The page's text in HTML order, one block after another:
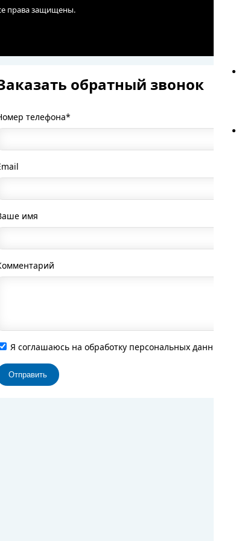
права защищены.
обратный звонок
телефона*
имя
Я соглашаюсь на обработку персональных данных